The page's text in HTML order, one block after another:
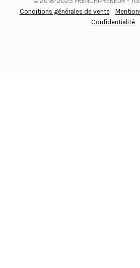
Conditions générales de vente
Confidentialité